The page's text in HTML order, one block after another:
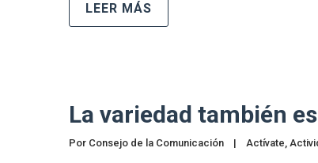
LEER MÁS
La variedad también
Por Consejo de la Comunicación | Actívate,